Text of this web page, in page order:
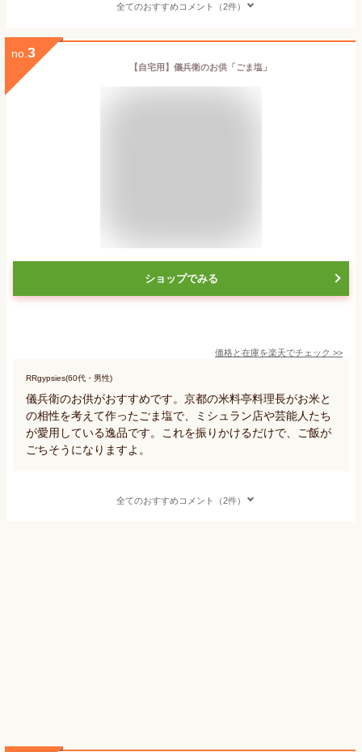
全てのおすすめコメント（2件）
no. 3
【自宅用】儀兵衛のお供「ごま塩」
ショップでみる
価格と在庫を楽天でチェック >>
RRgypsies(60代・男性)
儀兵衛のお供がおすすめです。京都の米料亭料理長がお米と
の相性を考えて作ったごま塩で、ミシュラン店や芸能人たち
が愛用している逸品です。これを振りかけるだけで、ご飯が
ごちそうになりますよ。
全てのおすすめコメント（2件）